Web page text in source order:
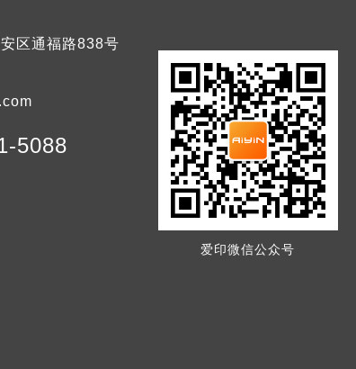
区通福路838号
5088
爱印微信公众号